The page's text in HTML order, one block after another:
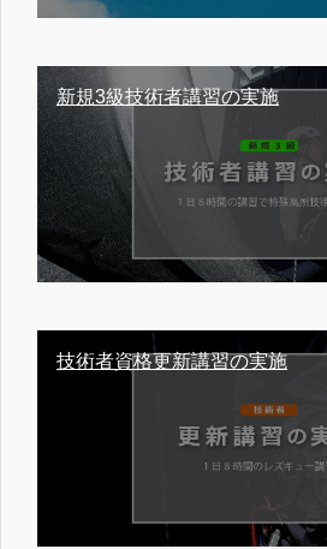
新規3級技術者講習の実施
技術者資格更新講習の実施